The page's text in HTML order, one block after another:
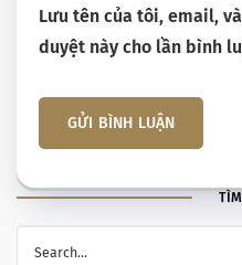
Lưu tên của tôi, email,
duyệt này cho lần bình